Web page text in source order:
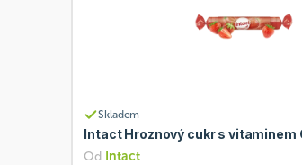
Skladem
Intact Hroznový cukr s vitaminem
Od Intact